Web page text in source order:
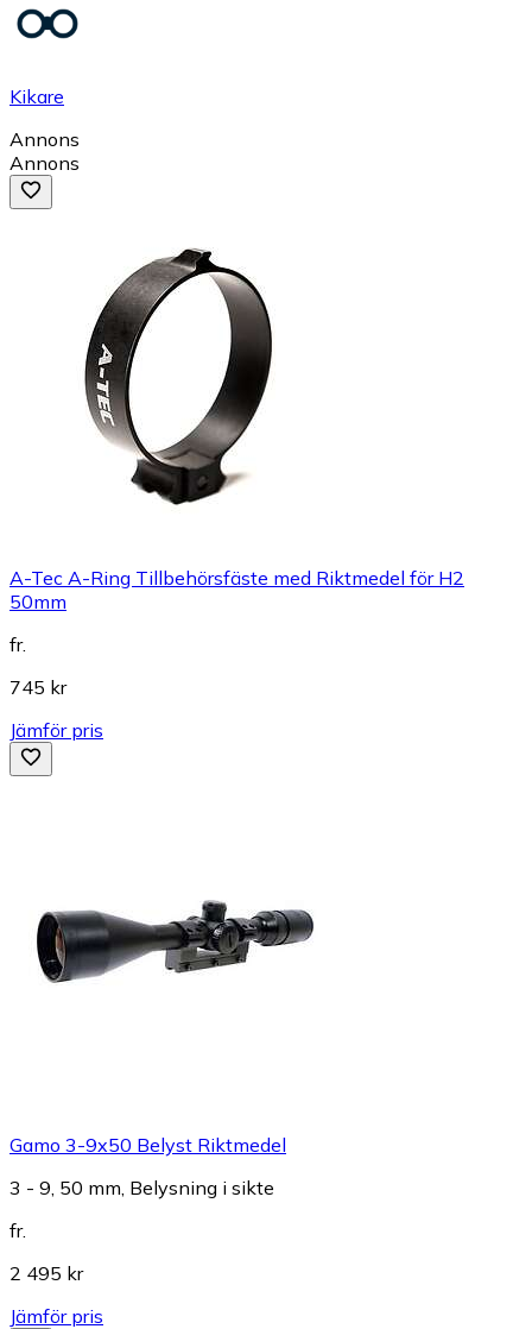
Kikare
Annons
Annons
A-Tec A-Ring Tillbehörsfäste med Riktmedel för H2
50mm
fr.
745 kr
Jämför pris
Gamo 3-9x50 Belyst Riktmedel
3 - 9, 50 mm, Belysning i sikte
fr.
2 495 kr
Jämför pris